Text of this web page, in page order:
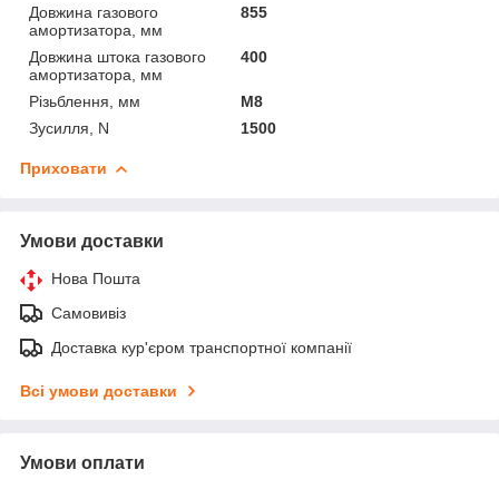
Довжина газового
амортизатора, мм
855
Довжина штока газового
амортизатора, мм
400
Різьблення, мм
М8
Зусилля, N
1500
Приховати
Умови доставки
Нова Пошта
Самовивіз
Доставка кур'єром транспортної компанії
Всі умови доставки
Умови оплати